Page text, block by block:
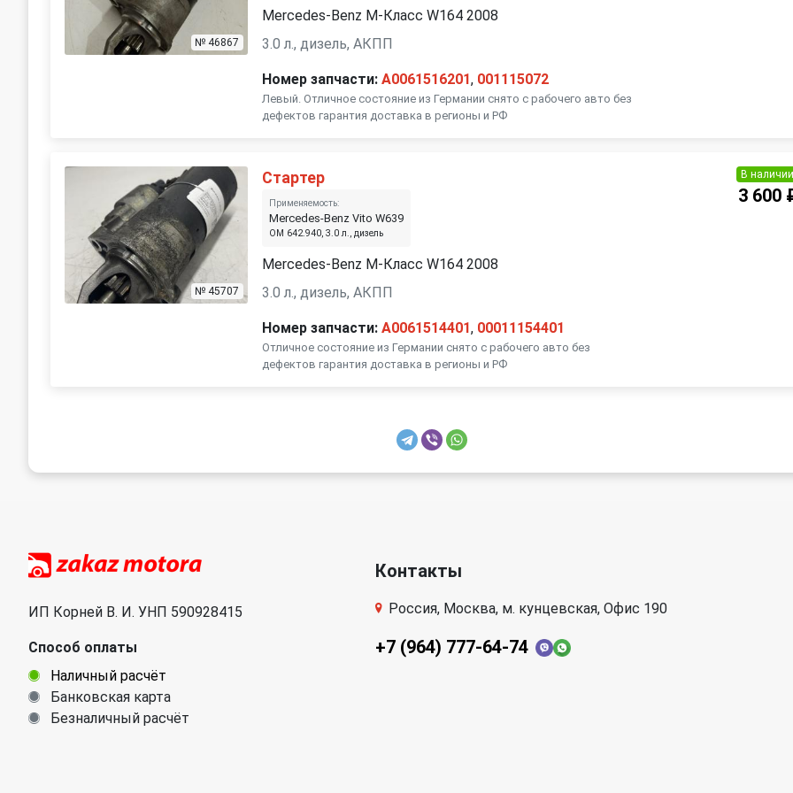
№ 46867
Mercedes-Benz M-Класс W164 2008
3.0 л., дизель, АКПП
Номер запчасти: A0061516201, 001115072
Левый. Отличное состояние из Германии снято с рабочего авто без
дефектов гарантия доставка в регионы и РФ
№ 45707
Стартер
Применяемость:
Mercedes-Benz Vito W639
OM 642.940, 3.0 л., дизель
Mercedes-Benz M-Класс W164 2008
3.0 л., дизель, АКПП
Номер запчасти: A0061514401, 00011154401
Отличное состояние из Германии снято с рабочего авто без
дефектов гарантия доставка в регионы и РФ
В
3 600
ИП Корней В. И. УНП 590928415
Способ оплаты
Наличный расчёт
Банковская карта
Безналичный расчёт
Контакты
Россия, Москва, м. кунцевская, Офис 190
+7 (964) 777-64-74